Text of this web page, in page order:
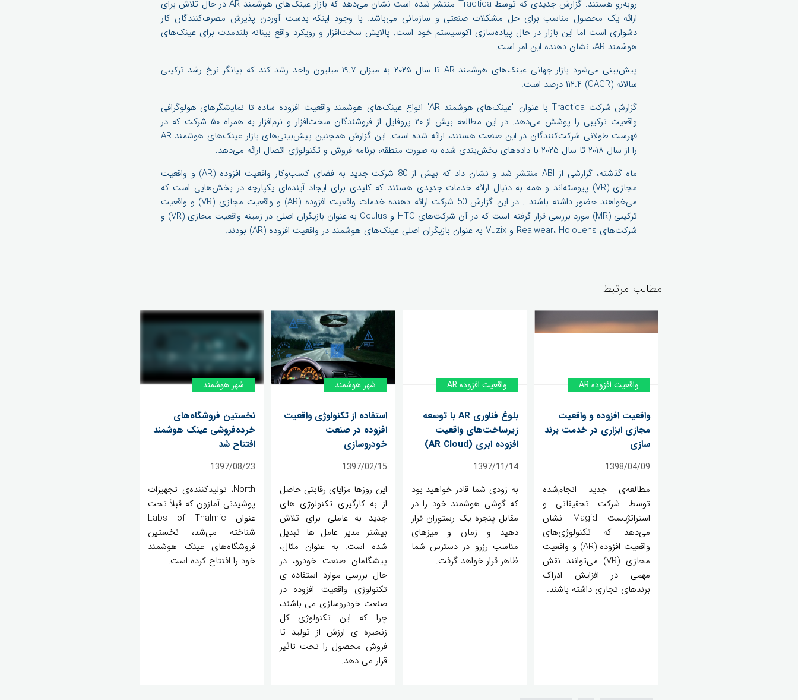
روبه‌رو هستند. گزارش جدیدی که توسط Tractica منتشر شده است نشان می‌دهد که بازار عینک‌های هوشمند AR در حال تلاش برای
ارائه یک محصول مناسب برای حل مشکلات صنعتی و سازمانی می‌باشد. با وجود اینکه بدست آوردن پذیرش مصرف‌کنندگان کار
دشواری است اما این بازار در حال پیاده‌سازی اکوسیستم خود است. پالایش سخت‌افزار و رویکرد واقع بینانه بلندمدت برای عینک‌های
هوشمند AR، نشان دهنده این امر است.
پیش‌بینی می‌شود بازار جهانی عینک‌های هوشمند AR تا سال ۲۰۲۵ به میزان ۱۹.۷ میلیون واحد رشد کند که بیانگر نرخ رشد ترکیبی
سالانه (CAGR) ۱۱۲.۴ درصد است.
گزارش شرکت Tractica با عنوان "عینک‌های هوشمند AR" انواع عینک‌های هوشمند واقعیت افزوده ساده تا نمایشگرهای هولوگرافی
واقعیت ترکیبی را پوشش می‌دهد. در این مطالعه بیش از ۲۰ پروفایل از فروشندگان سخت‌افزار و نرم‌افزار به همراه ۵۰ شرکت که در
فهرست طولانی شرکت‌کنندگان در این صنعت هستند، ارائه شده ‌است. این گزارش همچنین پیش‌بینی‌های بازار عینک‌های هوشمند AR
را از سال ۲۰۱۸ تا سال ۲۰۲۵ با داده‌های بخش‌بندی شده به صورت منطقه، برنامه فروش و تکنولوژی اتصال ارائه می‌دهد.
ماه گذشته، گزارشی از ABI منتشر شد و نشان داد که بیش از 80 شرکت جدید به فضای کسب‌وکار واقعیت افزوده (AR) و واقعیت
مجازی (VR) پیوسته‌اند و همه به دنبال ارائه خدمات جدیدی هستند که کلیدی برای ایجاد آینده‌ای یکپارچه در بخش‌هایی است که
می‌خواهند حضور داشته باشند . در این گزارش 50 شرکت ارائه دهنده خدمات واقعیت افزوده (AR) و واقعیت مجازی (VR) و واقعیت
ترکیبی (MR) مورد بررسی قرار گرفته است که در آن شرکت‌های HTC و Oculus به عنوان بازیگران اصلی در زمینه واقعیت مجازی (VR) و
شرکت‌های Realwear، HoloLens و Vuzix به عنوان بازیگران اصلی عینک‌های هوشمند در واقعیت افزوده (AR) بودند.
مطالب مرتبط
واقعیت افزوده AR
واقعیت افزوده و واقعیت
مجازی ابزاری در خدمت برند
سازی
1398/04/09
مطالعه‌ی جدید انجام‌شده
توسط شرکت تحقیقاتی و
استراتژیست Magid نشان
می‌دهد که تکنولوژی‌های
واقعیت افزوده (AR) و واقعیت
مجازی (VR) می‌توانند نقش
مهمی در افزایش ادراک
برندهای تجاری داشته باشند.
واقعیت افزوده AR
بلوغ فناوری AR با توسعه
زیرساخت‌های واقعیت
افزوده ابری (AR Cloud)
1397/11/14
به زودی شما قادر خواهید بود
که گوشی هوشمند خود را در
مقابل پنجره یک رستوران قرار
دهید و زمان و میزهای
مناسب رزرو در دسترس شما
ظاهر قرار خواهد گرفت.
شهر هوشمند
استفاده از تکنولوژی واقعیت
افزوده در صنعت
خودروسازی
1397/02/15
این روزها مزایای رقابتی حاصل
از به کارگیری تکنولوژی های
جدید به عاملی برای تلاش
بیشتر مدیر عامل ها تبدیل
شده است. به عنوان مثال،
پیشگامان صنعت خودرو، در
حال بررسی موارد استفاده ی
تکنولوژی واقعیت افزوده در
صنعت خودروسازی می باشند،
چرا که این تکنولوژی کل
زنجیره ی ارزش از تولید تا
فروش محصول را تحت تاثیر
قرار می دهد.
شهر هوشمند
نخستین فروشگاه‌های
خرده‌فروشی عینک هوشمند
افتتاح شد
1397/08/23
North، تولیدکننده‌ی تجهیزات
پوشیدنی آمازون که قبلاً تحت
عنوان Labs of Thalmic
شناخته می‌شد، نخستین
فروشگاه‌های عینک هوشمند
خود را افتتاح کرده است.